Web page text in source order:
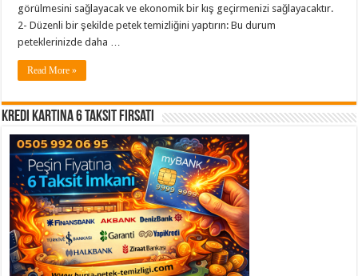
görülmesini sağlayacak ve ekonomik bir kış geçirmenizi sağlayacaktır.
2- Düzenli bir şekilde petek temizliğini yaptırın: Bu durum
peteklerinizde daha …
Read More »
Kredi Kartına 6 Taksit Fırsatı